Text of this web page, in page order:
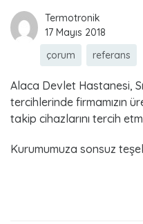
Termotronik
17 Mayıs 2018
çorum
referans
Alaca Devlet Hastanesi,
tercihlerinde firmamızın
takip cihazlarını tercih
Kurumumuza sonsuz